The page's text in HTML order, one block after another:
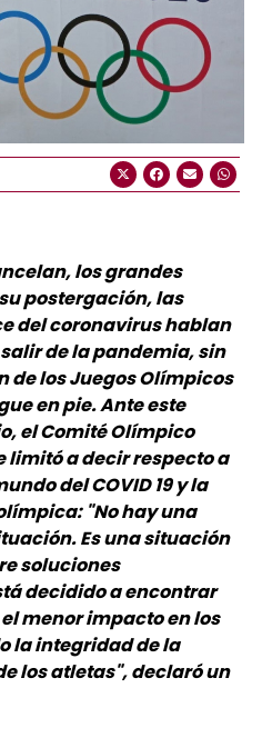
los grandes
postergación, las
del coronavirus hablan
de la pandemia, sin
los Juegos Olímpicos
en pie. Ante este
el Comité Olímpico
limitó a decir respecto a
del COVID 19 y la
"No hay una
Es una situación
soluciones
decidido a encontrar
menor impacto en los
la integridad de la
los atletas", declaró un